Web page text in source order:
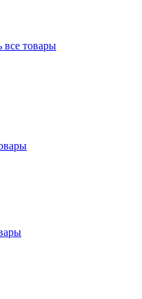
все товары